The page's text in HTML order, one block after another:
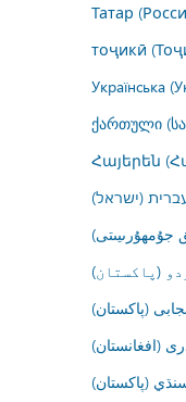
Татар
тоҷикӣ
Українська
ქართული
Հայերեն
(ישראל)
جۇمھۇرىيىتى)
(پاکستان)
(پاکستان)
(افغانستان)
(پاکستان)